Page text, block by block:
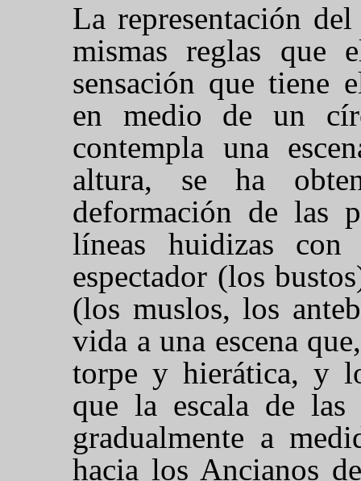
La representación
mismas reglas que
sensación que tiene
en medio de un
contempla una
altura, se ha
deformación de las
líneas huidizas
espectador (los
(los muslos, los
vida a una escena
torpe y hierática, y
que la escala de las
gradualmente a
hacia los Ancianos